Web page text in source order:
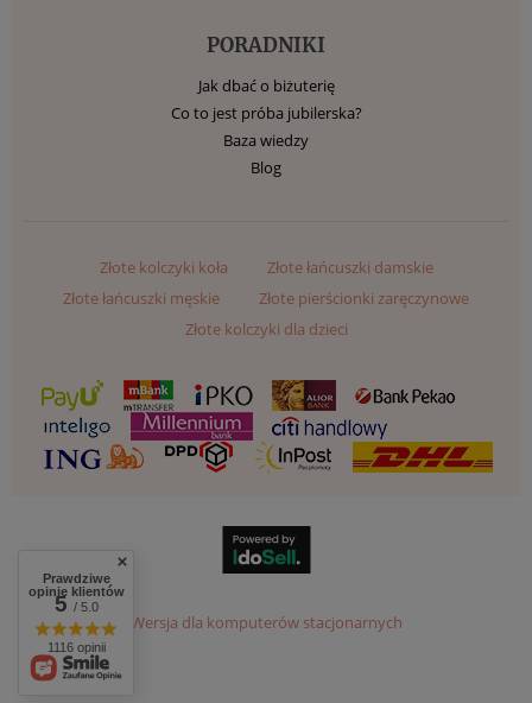
PORADNIKI
Jak dbać o biżuterię
Co to jest próba jubilerska?
Baza wiedzy
Blog
Złote kolczyki koła
Złote łańcuszki damskie
Złote łańcuszki męskie
Złote pierścionki zaręczynowe
Złote kolczyki dla dzieci
Wersja dla komputerów stacjonarnych
Prawdziwe
opinie klientów
5/ 5.0
1116 opinii